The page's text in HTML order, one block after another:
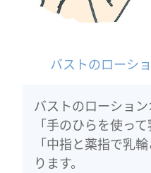
バストのローシ
バストのローショ
「手のひらを使っ
「中指と薬指で乳
ります。